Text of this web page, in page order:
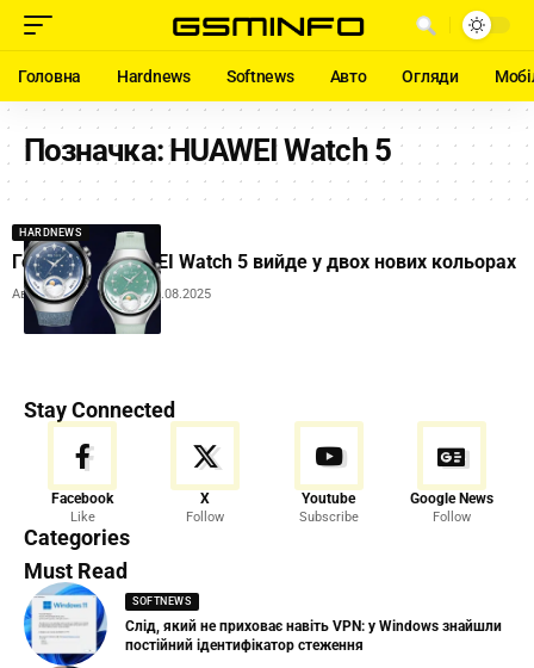
Головна Hardnews Softnews Авто Огляди
Позначка:HUAWEI Watch 5
HARDNEWS
Годинник HUAWEI Watch 5 вийде у двох нових кольорах
Автор:Andrew Orobets16.08.2025
Stay Connected
Facebook
Like
X
Follow
Youtube
Subscribe
Google News
Follow
Categories
Must Read
SOFTNEWS
Слід, який не приховає навіть VPN: у Windows знайшли
постійний ідентифікатор стеження